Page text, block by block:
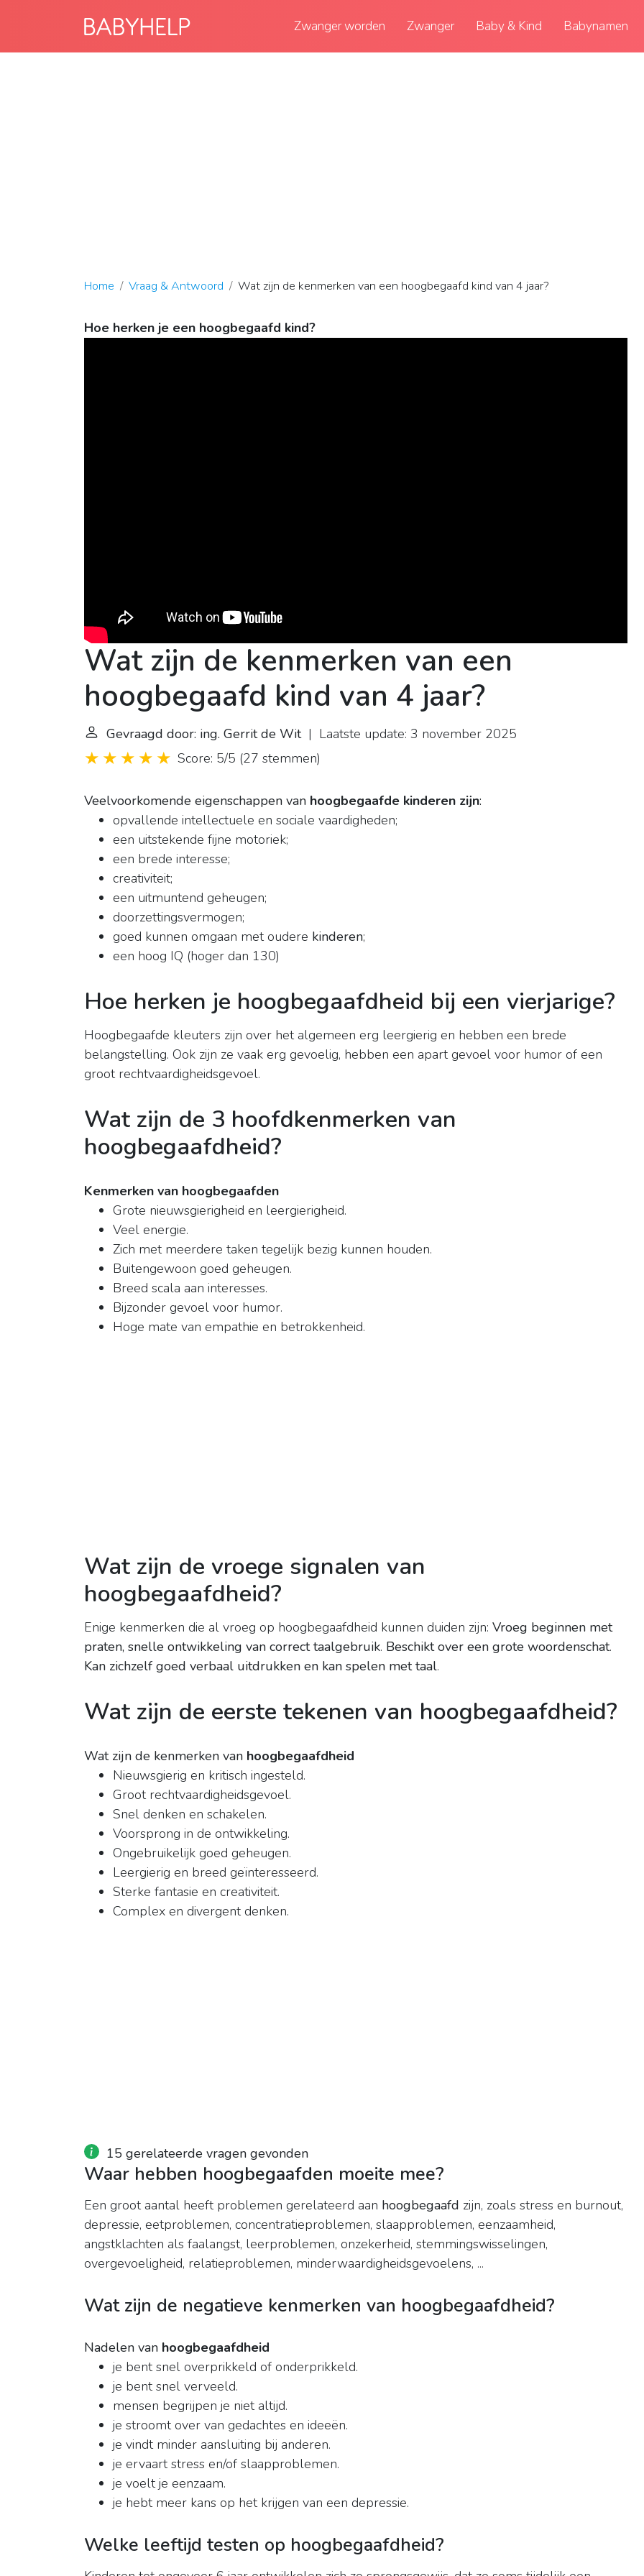
Zwanger worden Zwanger Baby & Kind Babynamen
Home Vraag & Antwoord Wat zijn de kenmerken van een hoogbegaafd kind van 4 jaar?
Hoe herken je een hoogbegaafd kind?
Wat zijn de kenmerken van een
hoogbegaafd kind van 4 jaar?
Gevraagd door: ing. Gerrit de Wit| Laatste update: 3 november 2025
Score: 5/5 (27 stemmen)
Veelvoorkomende eigenschappen van hoogbegaafde kinderen zijn:
opvallende intellectuele en sociale vaardigheden;
een uitstekende fijne motoriek;
een brede interesse;
creativiteit;
een uitmuntend geheugen;
doorzettingsvermogen;
goed kunnen omgaan met oudere kinderen;
een hoog IQ (hoger dan 130)
Hoe herken je hoogbegaafdheid bij een vierjarige?
Hoogbegaafde kleuters zijn over het algemeen erg leergierig en hebben een brede
belangstelling. Ook zijn ze vaak erg gevoelig, hebben een apart gevoel voor humor of een
groot rechtvaardigheidsgevoel.
Wat zijn de 3 hoofdkenmerken van
hoogbegaafdheid?
Kenmerken van hoogbegaafden
Grote nieuwsgierigheid en leergierigheid.
Veel energie.
Zich met meerdere taken tegelijk bezig kunnen houden.
Buitengewoon goed geheugen.
Breed scala aan interesses.
Bijzonder gevoel voor humor.
Hoge mate van empathie en betrokkenheid.
Wat zijn de vroege signalen van
hoogbegaafdheid?
Enige kenmerken die al vroeg op hoogbegaafdheid kunnen duiden zijn: Vroeg beginnen met
praten, snelle ontwikkeling van correct taalgebruik. Beschikt over een grote woordenschat.
Kan zichzelf goed verbaal uitdrukken en kan spelen met taal.
Wat zijn de eerste tekenen van hoogbegaafdheid?
Wat zijn de kenmerken van hoogbegaafdheid
Nieuwsgierig en kritisch ingesteld.
Groot rechtvaardigheidsgevoel.
Snel denken en schakelen.
Voorsprong in de ontwikkeling.
Ongebruikelijk goed geheugen.
Leergierig en breed geïnteresseerd.
Sterke fantasie en creativiteit.
Complex en divergent denken.
15 gerelateerde vragen gevonden
Waar hebben hoogbegaafden moeite mee?
Een groot aantal heeft problemen gerelateerd aan hoogbegaafd zijn, zoals stress en burnout,
depressie, eetproblemen, concentratieproblemen, slaapproblemen, eenzaamheid,
angstklachten als faalangst, leerproblemen, onzekerheid, stemmingswisselingen,
overgevoeligheid, relatieproblemen, minderwaardigheidsgevoelens, ...
Wat zijn de negatieve kenmerken van hoogbegaafdheid?
Nadelen van hoogbegaafdheid
je bent snel overprikkeld of onderprikkeld.
je bent snel verveeld.
mensen begrijpen je niet altijd.
je stroomt over van gedachtes en ideeën.
je vindt minder aansluiting bij anderen.
je ervaart stress en/of slaapproblemen.
je voelt je eenzaam.
je hebt meer kans op het krijgen van een depressie.
Welke leeftijd testen op hoogbegaafdheid?